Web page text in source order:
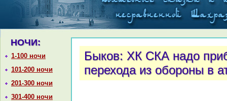
НОЧИ:
1-100 ночи
101-200 ночи
201-300 ночи
301-400 ночи
Быков: ХК СКА надо
перехода из обороны в